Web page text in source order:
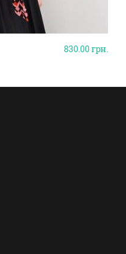
830.00грн.